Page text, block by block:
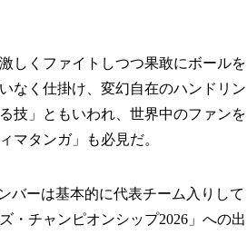
しくファイトしつつ果敢にボールを
なく仕掛け、変幻自在のハンドリン
技」ともいわれ、世界中のファンを
マタンガ」も必見だ。
バーは基本的に代表チーム入りして
・チャンピオンシップ2026」への出